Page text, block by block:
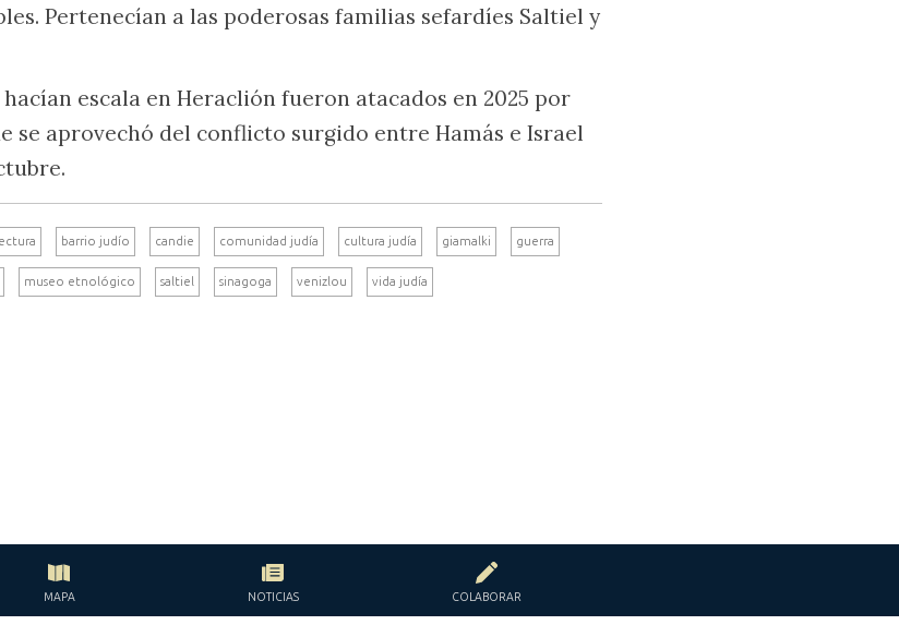
Pertenecían a las poderosas familias sefardíes Saltiel y
escala en Heraclión fueron atacados en 2025 por
se aprovechó del conflicto surgido entre Hamás e Israel
barrio judío candie comunidad judía cultura judía giamalki guerra
museo etnológico saltiel sinagoga venizlou vida judía
MAPA NOTICIAS COLABORAR